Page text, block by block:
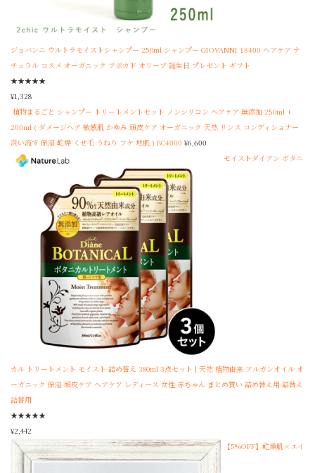
ジョバンニ ウルトラモイストシャンプー 250ml シャンプー GIOVANNI 18400 ヘアケア ナ
チュラル コスメ オーガニック アボカド オリーブ 誕生日 プレゼント ギフト
★★★★★
¥1,328
植物まるごと シャンプー トリートメントセット ノンシリコン ヘアケア 無添加 250ml +
200ml ( ダメージヘア 敏感肌 かゆみ 頭皮ケア オーガニック 天然 リンス コンディショナー
洗い流す 保湿 乾燥 くせ毛 うねり フケ 地肌 ) BC4000 ¥6,600
モイストダイアン ボタニ
カル トリートメント モイスト 詰め替え 380ml 3点セット | 天然 植物由来 アルガンオイル オ
ーガニック 保湿 頭皮ケア ヘアケア レディース 女性 赤ちゃん まとめ買い 詰め替え用 詰替え
詰替用
★★★★★
¥2,442
【5%OFF】乾燥肌×エイ